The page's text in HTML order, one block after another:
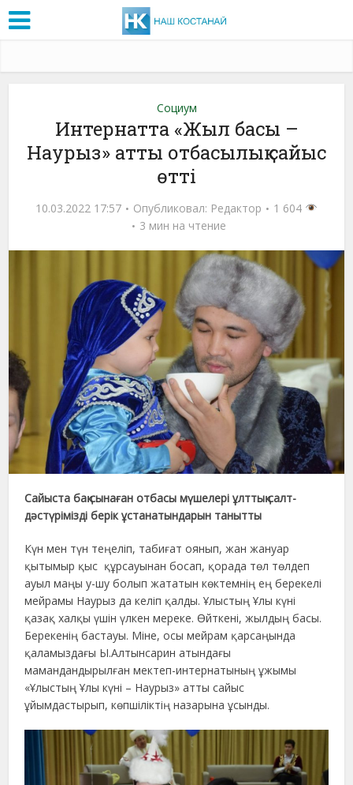
Социум
Интернатта «Жыл басы –
Наурыз» атты отбасылық сайыс
өтті
10.03.2022 17:57 Опубликовал: Редактор
1 604
3 мин на чтение
Сайыста бақ сынаған отбасы мүшелері ұлттық салт-
дәстүрімізді берік ұстанатындарын танытты
Күн мен түн теңеліп, табиғат оянып, жан жануар
қытымыр қыс құрсауынан босап, қорада төл төлдеп
ауыл маңы у-шу болып жататын көктемнің ең берекелі
мейрамы Наурыз да келіп қалды. Ұлыстың Ұлы күні
қазақ халқы үшін үлкен мереке. Өйткені, жылдың басы.
Берекенің бастауы. Міне, осы мейрам қарсаңында
қаламыздағы Ы.Алтынсарин атындағы
мамандандырылған мектеп-интернатының ұжымы
«Ұлыстың Ұлы күні – Наурыз» атты сайыс
ұйымдастырып, көпшіліктің назарына ұсынды.